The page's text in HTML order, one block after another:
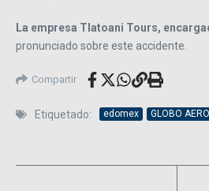
La empresa Tlatoani Tours,
pronunciado sobre este accidente.
Compartir
Etiquetado: edomex GLOBO